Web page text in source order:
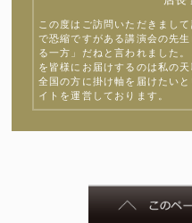
この度はご訪問いただきまし
で恐縮ですがある講演会の先
る一方」だねと言われました
を皆様にお届けするのは私の
全国の方に掛け軸を届けたい
イトを運営しております。